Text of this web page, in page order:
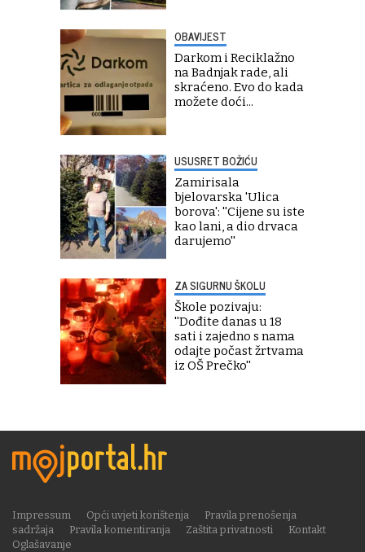
OBAVIJEST
Darkom i Reciklažno
na Badnjak rade, ali
skraćeno. Evo do kada
možete doći...
USUSRET BOŽIĆU
Zamirisala
bjelovarska 'Ulica
borova': ''Cijene su iste
kao lani, a dio drvaca
darujemo''
ZA SIGURNU ŠKOLU
Škole pozivaju:
''Dođite danas u 18
sati i zajedno s nama
odajte počast žrtvama
iz OŠ Prečko''
Impressum Opći uvjeti korištenja
Pravila prenošenja
sadržaja
Pravila komentiranja Zaštita privatnosti
Kontakt
Oglašavanje